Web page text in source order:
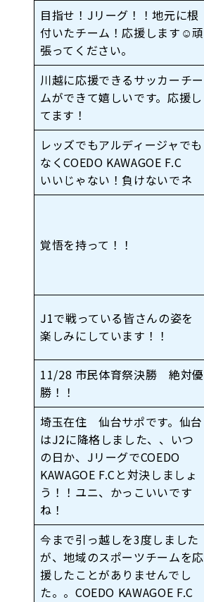
目指せ！Jリーグ！！地元に根
付いたチーム！応援します☺︎頑
張ってください。
川越に応援できるサッカーチー
ムができて嬉しいです。応援し
てます！
レッズでもアルディージャでも
なくCOEDO KAWAGOE F.C
いいじゃない！負けないでネ
覚悟を持って！！
J1で戦っている皆さんの姿を
楽しみにしています！！
11/28 市民体育祭決勝 絶対優
勝！！
埼玉在住 仙台サポです。仙台
はJ2に降格しました、、いつ
の日か、JリーグでCOEDO
KAWAGOE F.Cと対決しましょ
う！！ユニ、かっこいいです
ね！
今まで引っ越しを3度しました
が、地域のスポーツチームを応
援したことがありませんでし
た。。COEDO KAWAGOE F.C